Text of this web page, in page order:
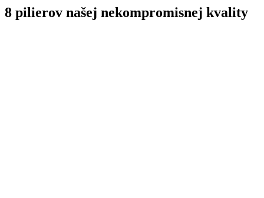
8 pilierov našej nekompromisnej kvality